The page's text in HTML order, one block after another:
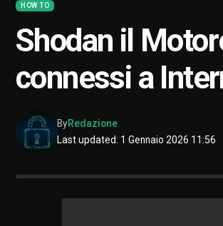
HOW TO
Shodan il
connessi a
Last updated: 1 Gennaio 2026 11:56
ByRedazione